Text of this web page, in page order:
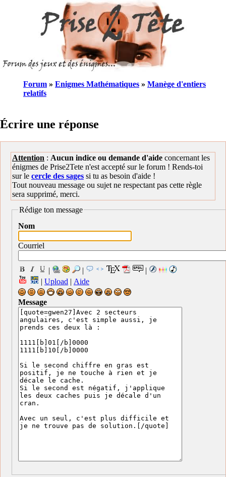
Forum » Enigmes Mathématiques » Manège d'entiers
relatifs
Écrire une réponse
Attention : Aucun indice ou demande d'aide concernant les
énigmes de Prise2Tete n'est accepté sur le forum ! Rends-toi
sur le cercle des sages si tu as besoin d'aide !
Tout nouveau message ou sujet ne respectant pas cette règle
sera supprimé, merci.
Rédige ton message
Nom
Courriel
| |
|
| Upload | Aide
Message